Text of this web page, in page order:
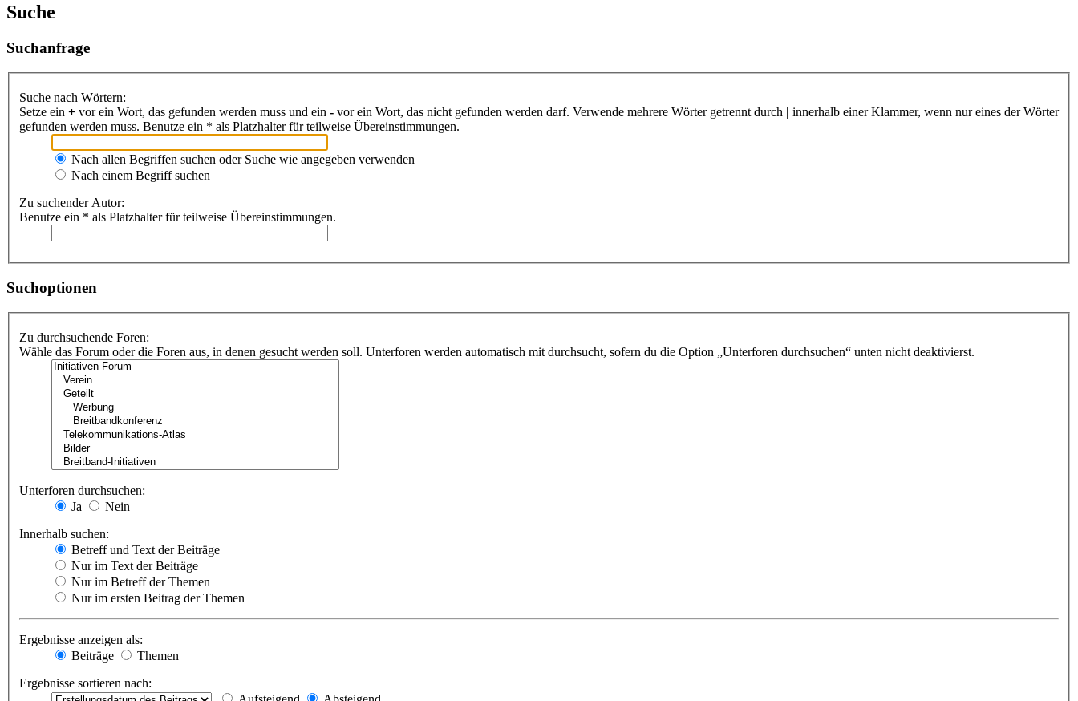
Suche
Suchanfrage
Suche nach Wörtern:
Setze ein + vor ein Wort, das gefunden werden muss und ein - vor ein Wort, das nicht gefunden werden darf. Verwende mehrere Wörter getrennt durch | innerhalb einer Klammer, wenn nur eines der Wörter
gefunden werden muss. Benutze ein * als Platzhalter für teilweise Übereinstimmungen.
Nach allen Begriffen suchen oder Suche wie angegeben verwenden
Nach einem Begriff suchen
Zu suchender Autor:
Benutze ein * als Platzhalter für teilweise Übereinstimmungen.
Suchoptionen
Zu durchsuchende Foren:
Wähle das Forum oder die Foren aus, in denen gesucht werden soll. Unterforen werden automatisch mit durchsucht, sofern du die Option „Unterforen durchsuchen“ unten nicht deaktivierst.
Unterforen durchsuchen:
Ja
Nein
Innerhalb suchen:
Betreff und Text der Beiträge
Nur im Text der Beiträge
Nur im Betreff der Themen
Nur im ersten Beitrag der Themen
Ergebnisse anzeigen als:
Beiträge
Themen
Ergebnisse sortieren nach: